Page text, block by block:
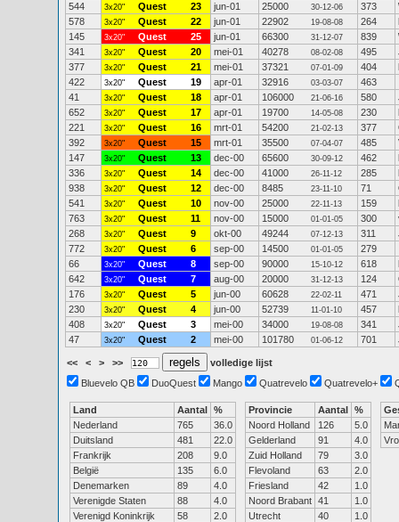
544
3x20" Quest 23 jun-01 25000 30-12-06 373
578
3x20" Quest 22 jun-01 22902 19-08-08 264
145
3x20" Quest 25 jun-01 66300 31-12-07 839
341
3x20" Quest 20 mei-01 40278 08-02-08 495
377
3x20" Quest 21 mei-01 37321 07-01-09 404
422
3x20" Quest 19 apr-01 32916 03-03-07
463
41
3x20" Quest 18 apr-01 106000 21-06-16 580
652
3x20" Quest 17 apr-01 19700 14-05-08 230
221
3x20" Quest 16 mrt-01 54200 21-02-13 377
392
3x20" Quest 15 mrt-01 35500 07-04-07 485
147
3x20" Quest 13 dec-00 65600 30-09-12 462
336
3x20" Quest 14 dec-00 41000 26-11-12 285
938
3x20" Quest 12 dec-00 8485 23-11-10 71
541
3x20" Quest 10 nov-00 25000 22-11-13 159
763
3x20" Quest 11 nov-00 15000 01-01-05 300
268
3x20" Quest 9 okt-00 49244 07-12-13 311
772
3x20" Quest 6 sep-00 14500 01-01-05
279
66
3x20" Quest 8 sep-00 90000 15-10-12 618
642
3x20" Quest 7 aug-00 20000 31-12-13 124
176
3x20" Quest 5 jun-00 60628 22-02-11 471
230
3x20" Quest 4 jun-00 52739 11-01-10 457
408
3x20" Quest 3 mei-00 34000 19-08-08 341
47
3x20" Quest 2 mei-00 101780 01-06-12 701
<< < > >>
volledige lijst
Bluevelo QB
DuoQuest Mango Quatrevelo Quatrevelo+
Land Aantal %
Nederland
765
36.0
Duitsland
481
22.0
Frankrijk
208
9.0
België
135
6.0
Denemarken
89
4.0
Verenigde Staten
88
4.0
Verenigd Koninkrijk
58
2.0
Provincie Aantal %
Noord Holland
126
5.0
Gelderland
91
4.0
Zuid Holland
79
3.0
Flevoland
63
2.0
Friesland
42
1.0
Noord Brabant 41
1.0
Utrecht
40
1.0